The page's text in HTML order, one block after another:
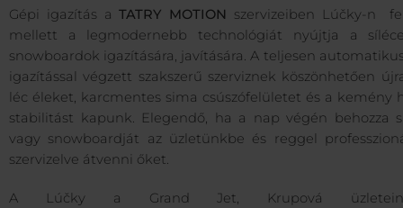
Gépi igazítás aTATRY MOTION
szervizeiben Lúčky-n
mellett a legmodernebb technológiát nyújtja a
snowboardok igazítására, javítására. A teljesen
igazítással végzett szakszerű szerviznek köszönhetően
léc éleket, karcmentes sima csúszófelületet és a kemény
stabilitást kapunk. Elegendő, ha a nap végén behozza
vagy snowboardját az üzletünkbe és reggel
szervizelve átvenni őket.
A Lúčky a Grand Jet, Krupová